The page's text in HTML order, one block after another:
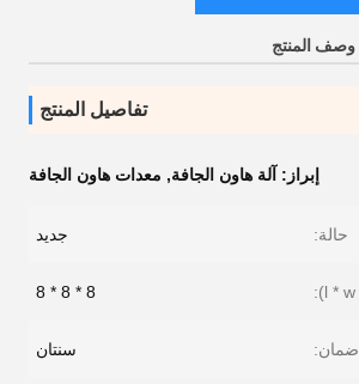
وصف المنتج
تفاصيل المنتج
إبراز: آلة هاون الجافة, معدات هاون الجافة
حالة: جديد
8 * 8 * 8
ضمان: سنتان